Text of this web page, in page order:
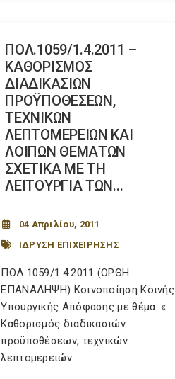
ΠΟΛ.1059/1.4.2011 –
ΚΑΘΟΡΙΣΜΟΣ
ΔΙΑΔΙΚΑΣΙΩΝ
ΠΡΟΫΠΟΘΕΣΕΩΝ,
ΤΕΧΝΙΚΩΝ
ΛΕΠΤΟΜΕΡΕΙΩΝ ΚΑΙ
ΛΟΙΠΩΝ ΘΕΜΑΤΩΝ
ΣΧΕΤΙΚΑ ΜΕ ΤΗ
ΛΕΙΤΟΥΡΓΙΑ ΤΩΝ...
04 Απριλίου, 2011
ΙΔΡΥΣΗ ΕΠΙΧΕΙΡΗΣΗΣ
ΠΟΛ.1059/1.4.2011 (ΟΡΘΗ
ΕΠΑΝΑΛΗΨΗ) Κοινοποίηση Κοινής
Υπουργικής Απόφασης με θέμα: «
Καθορισμός διαδικασιών
προϋποθέσεων, τεχνικών
λεπτομερειών...